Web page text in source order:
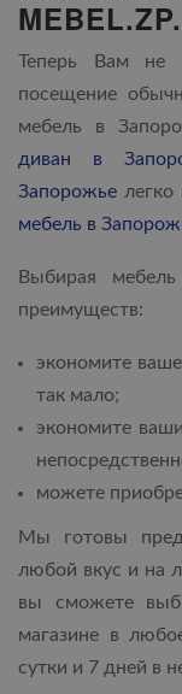
Теперь Вам не
посещение
мебель в
диван в
Запорожье
мебель в
Выбирая
преимуществ:
экономите
так мало;
экономите
можете
Мы готовы
любой вкус и на
вы сможете
магазине в
сутки и 7 дней в